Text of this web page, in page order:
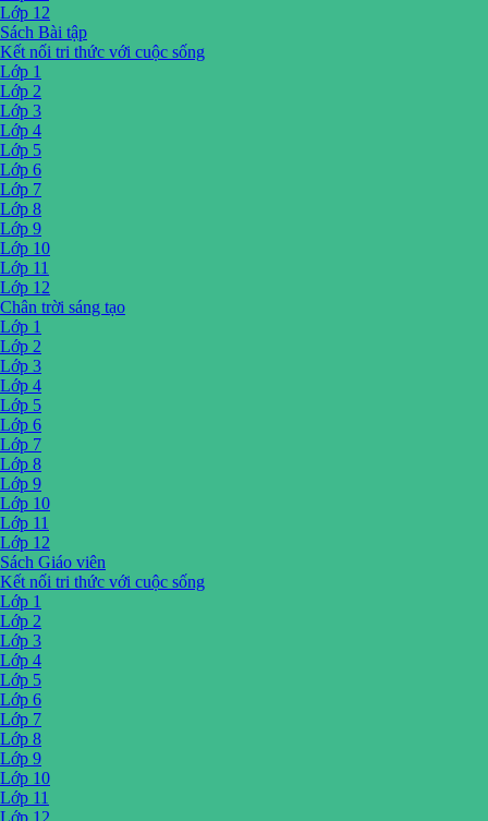
Lớp 12
Sách Bài tập
Kết nối tri thức với cuộc sống
Lớp 1
Lớp 2
Lớp 3
Lớp 4
Lớp 5
Lớp 6
Lớp 7
Lớp 8
Lớp 9
Lớp 10
Lớp 11
Lớp 12
Chân trời sáng tạo
Lớp 1
Lớp 2
Lớp 3
Lớp 4
Lớp 5
Lớp 6
Lớp 7
Lớp 8
Lớp 9
Lớp 10
Lớp 11
Lớp 12
Sách Giáo viên
Kết nối tri thức với cuộc sống
Lớp 1
Lớp 2
Lớp 3
Lớp 4
Lớp 5
Lớp 6
Lớp 7
Lớp 8
Lớp 9
Lớp 10
Lớp 11
Lớp 12